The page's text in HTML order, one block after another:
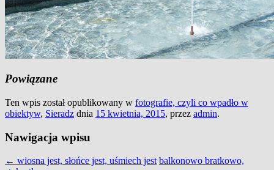
Powiązane
Ten wpis został opublikowany w fotografie, czyli co wpadło w
obiektyw, Sieradz dnia 15 kwietnia, 2015, przez admin.
Nawigacja wpisu
← wiosna jest, słońce jest, uśmiech jest balkonowo bratkowo,